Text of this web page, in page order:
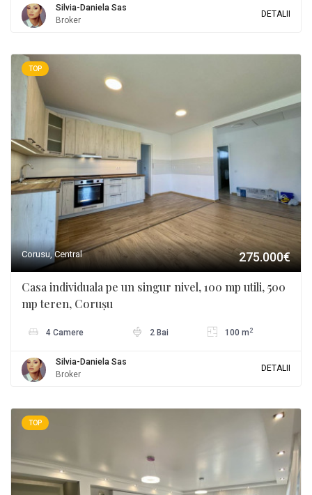
Silvia-Daniela Sas
Broker
DETALII
TOP
Corusu, Central 275.000€
Casa individuala pe un singur nivel, 100 mp utili, 500
mp teren, Corușu
4 Camere 2 Bai 100 m 2
Silvia-Daniela Sas
Broker
DETALII
TOP